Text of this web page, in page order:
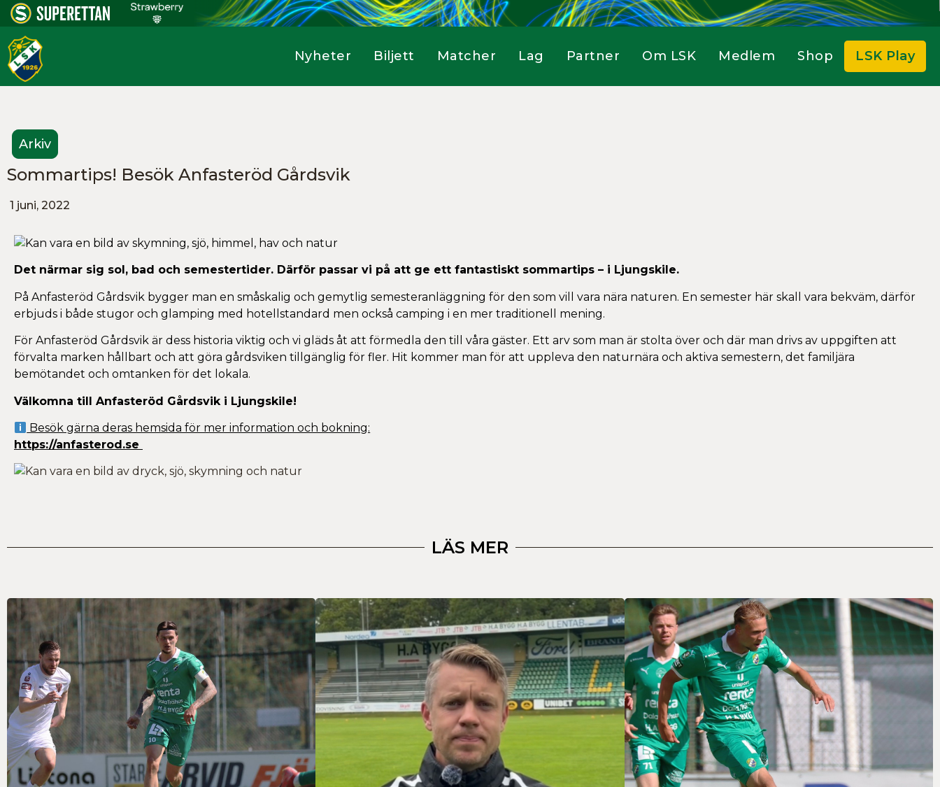
Nyheter Biljett Matcher Lag Partner Om LSK Medlem Shop LSK Play
Arkiv
Sommartips! Besök Anfasteröd Gårdsvik
1 juni, 2022
Det närmar sig sol, bad och semestertider. Därför passar vi på att ge ett fantastiskt sommartips – i Ljungskile.
På Anfasteröd Gårdsvik bygger man en småskalig och gemytlig semesteranläggning för den som vill vara nära naturen. En semester här skall vara bekväm, därför
erbjuds i både stugor och glamping med hotellstandard men också camping i en mer traditionell mening.
För Anfasteröd Gårdsvik är dess historia viktig och vi gläds åt att förmedla den till våra gäster. Ett arv som man är stolta över och där man drivs av uppgiften att
förvalta marken hållbart och att göra gårdsviken tillgänglig för fler. Hit kommer man för att uppleva den naturnära och aktiva semestern, det familjära
bemötandet och omtanken för det lokala.
Välkomna till Anfasteröd Gårdsvik i Ljungskile!
Besök gärna deras hemsida för mer information och bokning:
https://anfasterod.se
LÄS MER